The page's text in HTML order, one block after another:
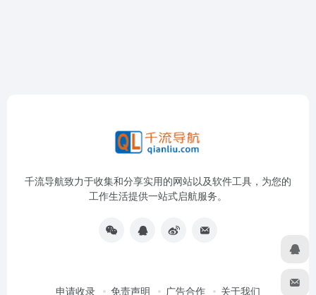
千流导航致力于收集和分享实用的网站以及软件工具，为您的
工作生活提供一站式启航服务。
申请收录 免责声明 广告合作 关于我们